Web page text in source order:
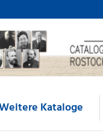
Kataloge